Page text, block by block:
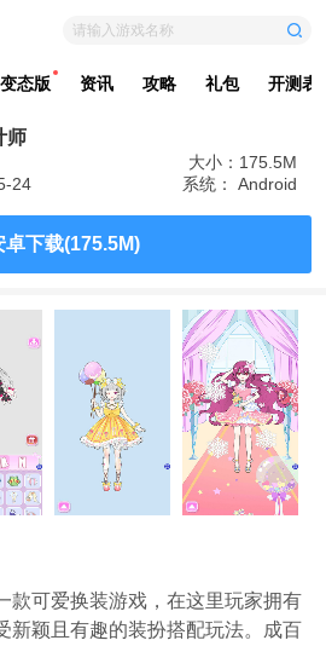
请输入游戏名称
变态版 资讯 攻略 礼包 开测表
师
大小：175.5M
24
系统： Android
卓下载(175.5M)
款可爱换装游戏，在这里玩家拥有
新颖且有趣的装扮搭配玩法。成百